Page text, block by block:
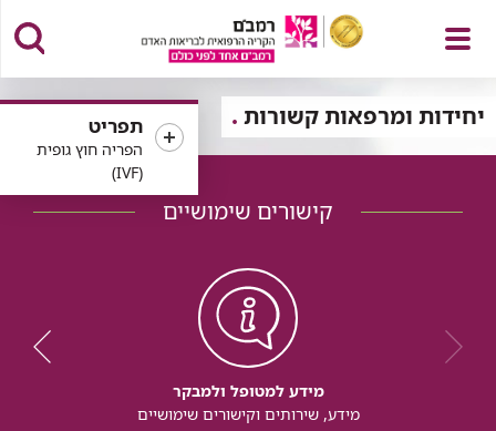
פתח
תפריט
תפריט
הפריה חוץ גופית
(IVF)
יחידות ומרפאות קשורות
קישורים שימושיים
מידע למטופל ולמבקר
מידע, שירותים וקישורים שימושיים